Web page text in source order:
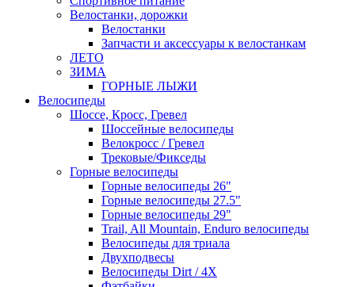
Велостанки, дорожки
Велостанки
Запчасти и аксессуары к велостанкам
ЛЕТО
ЗИМА
ГОРНЫЕ ЛЫЖИ
Велосипеды
Шоссе, Кросс, Гревел
Шоссейные велосипеды
Велокросс / Гревел
Трековые/Фикседы
Горные велосипеды
Горные велосипеды 26"
Горные велосипеды 27.5"
Горные велосипеды 29"
Trail, All Mountain, Enduro велосипеды
Велосипеды для триала
Двухподвесы
Велосипеды Dirt / 4X